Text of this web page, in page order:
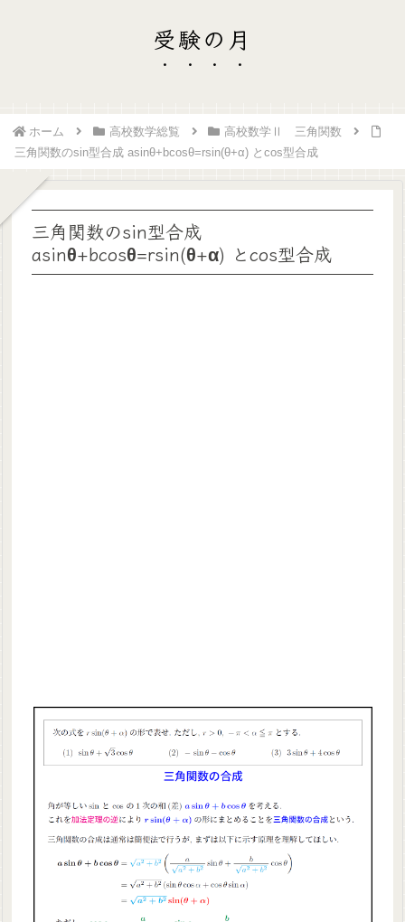
受験の月
ホーム 高校数学総覧
高校数学Ⅱ 三角関数
三角関数のsin型合成 asinθ+bcosθ=rsin(θ+α) とcos型合成
三角関数のsin型合成
asinθ+bcosθ=rsin(θ+α) とcos型合成